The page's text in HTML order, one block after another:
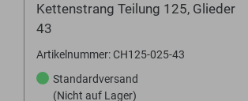
Kettenstrang Teilung 125, Glieder
43
Artikelnummer: CH125-025-43
Standardversand
(Nicht auf Lager)